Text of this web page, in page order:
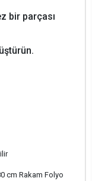
bir parçası
cm Rakam Folyo